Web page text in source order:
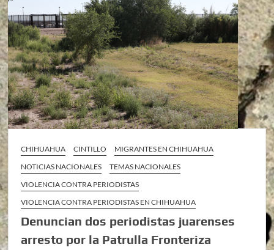
CHIHUAHUA CINTILLO
MIGRANTES EN CHIHUAHUA
NOTICIAS NACIONALES
TEMAS NACIONALES
VIOLENCIA CONTRA PERIODISTAS
VIOLENCIA CONTRA PERIODISTAS EN CHIHUAHUA
Denuncian dos periodistas juarenses
arresto por la Patrulla Fronteriza